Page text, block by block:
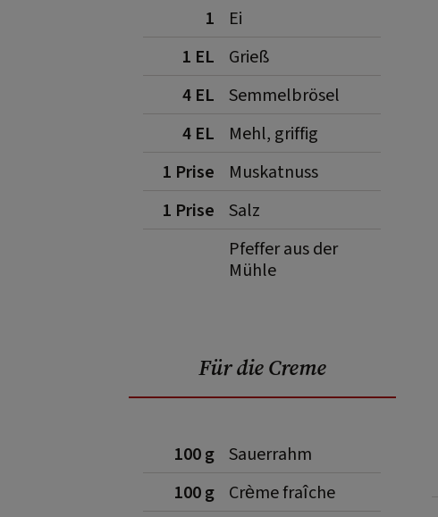
1
Ei
1 EL
Grieß
4 EL
Semmelbrösel
4 EL
Mehl, griffig
1 Prise
Muskatnuss
1 Prise
Salz
Pfeffer aus der
Mühle
Für die Creme
100 g Sauerrahm
100 g
Crème fraîche